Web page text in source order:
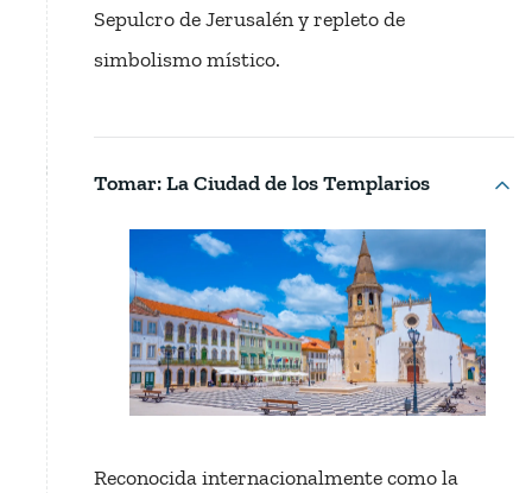
Sepulcro de Jerusalén y repleto de
simbolismo místico.
Tomar: La Ciudad de los Templarios
Reconocida internacionalmente como la